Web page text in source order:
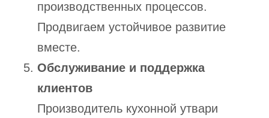
производственных процессов.
Продвигаем устойчивое развитие
вместе.
Обслуживание и поддержка
клиентов
Производитель кухонной утвари